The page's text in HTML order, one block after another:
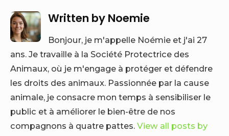
Written by Noemie
Bonjour, je m'appelle Noémie et j'ai 27
ans. Je travaille à la Société Protectrice des
Animaux, où je m'engage à protéger et défendre
les droits des animaux. Passionnée par la cause
animale, je consacre mon temps à sensibiliser le
public et à améliorer le bien-être de nos
compagnons à quatre pattes. View all posts by